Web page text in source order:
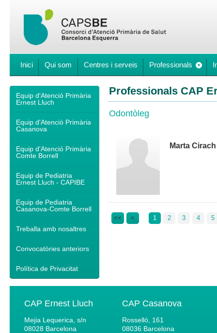
Inici Qui som Centres i serveis Professionals
Equip d'Atenció Primària
Ernest Lluch
Equip d'Atenció Primària
Casanova
Equip d'Atenció Primària
Comte Borrell
Equip de Pediatria
Ernest Lluch - CAPIBE
Equip de Pediatria
Casanova-Comte Borrell
Treballa amb nosaltres
Convocatòries anteriors
Política de Privacitat
Professionals CAP
Odontòleg
Marta
<< < 1 2 3 4 5
CAP Ernest Lluch
Mejia Lequerica, s/n
08028 Barcelona
CAP Casanova
Rosselló, 161
08036 Barcelona